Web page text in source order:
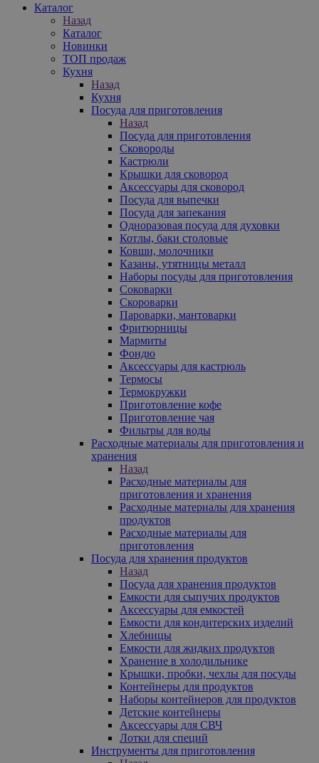
Каталог
Назад
Каталог
Новинки
ТОП продаж
Кухня
Назад
Кухня
Посуда для приготовления
Назад
Посуда для приготовления
Сковороды
Кастрюли
Крышки для сковород
Аксессуары для сковород
Посуда для выпечки
Посуда для запекания
Одноразовая посуда для духовки
Котлы, баки столовые
Ковши, молочники
Казаны, утятницы металл
Наборы посуды для приготовления
Соковарки
Скороварки
Пароварки, мантоварки
Фритюрницы
Мармиты
Фондю
Аксессуары для кастрюль
Термосы
Термокружки
Приготовление кофе
Приготовление чая
Фильтры для воды
Расходные материалы для приготовления и
хранения
Назад
Расходные материалы для
приготовления и хранения
Расходные материалы для хранения
продуктов
Расходные материалы для
приготовления
Посуда для хранения продуктов
Назад
Посуда для хранения продуктов
Емкости для сыпучих продуктов
Аксессуары для емкостей
Емкости для кондитерских изделий
Хлебницы
Емкости для жидких продуктов
Хранение в холодильнике
Крышки, пробки, чехлы для посуды
Контейнеры для продуктов
Наборы контейнеров для продуктов
Детские контейнеры
Аксессуары для СВЧ
Лотки для специй
Инструменты для приготовления